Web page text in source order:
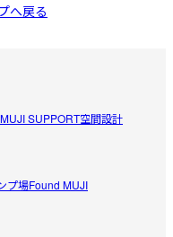
へ戻る
MUJI SUPPORT空間設計
プ場Found MUJI